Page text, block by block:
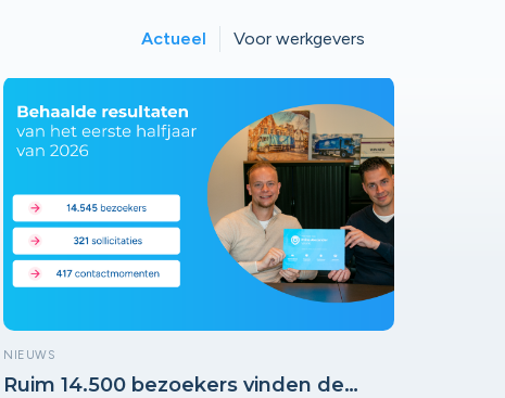
Actueel Voor werkgevers
NIEUWS
Ruim 14.500 bezoekers vinden de